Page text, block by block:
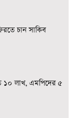
চান সাকিব
১০ লাখ, এমপিদের ৫